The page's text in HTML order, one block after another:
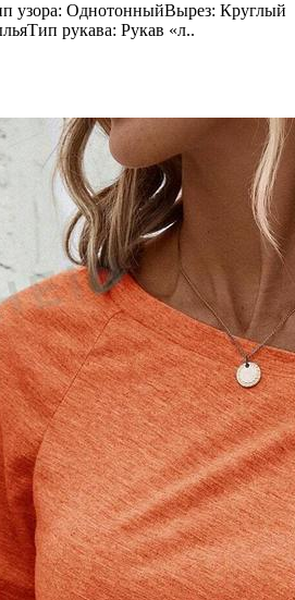
узора: ОднотонныйВырез: Круглый
рукава: Рукав «л..